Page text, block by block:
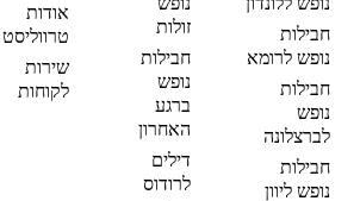
חבילות
נופש לרומא
חבילות
נופש
לברצלונה
חבילות
נופש ליוון
זולות
חבילות
נופש
ברגע
האחרון
דילים
לרודוס
אודות
טרווליסט
שירות
לקוחות